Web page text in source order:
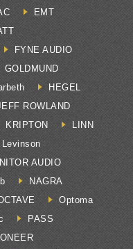
EMT
FYNE AUDIO
GOLDMUND
HEGEL
ROWLAND
KRIPTON
LINN
Levinson
AUDIO
NAGRA
Optoma
PASS